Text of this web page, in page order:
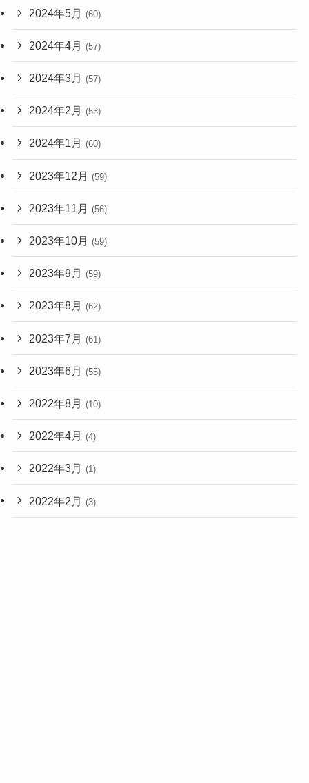
2024年5月 (60)
2024年4月 (57)
2024年3月 (57)
2024年2月 (53)
2024年1月 (60)
2023年12月 (59)
2023年11月 (56)
2023年10月 (59)
2023年9月 (59)
2023年8月 (62)
2023年7月 (61)
2023年6月 (55)
2022年8月 (10)
2022年4月 (4)
2022年3月 (1)
2022年2月 (3)